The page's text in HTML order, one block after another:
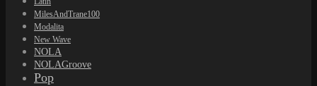
Latin
MilesAndTrane100
Modalita
New Wave
NOLA
NOLAGroove
Pop